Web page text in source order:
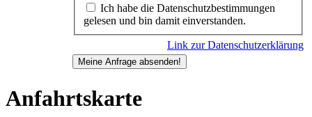
Ich habe die Datenschutzbestimmungen
gelesen und bin damit einverstanden.
Link zur Datenschutzerklärung
Anfahrtskarte